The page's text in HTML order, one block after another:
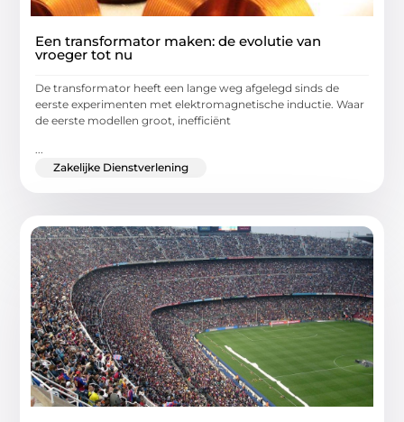
Een transformator maken: de evolutie van
vroeger tot nu
De transformator heeft een lange weg afgelegd sinds de
eerste experimenten met elektromagnetische inductie. Waar
de eerste modellen groot, inefficiënt
...
Zakelijke Dienstverlening